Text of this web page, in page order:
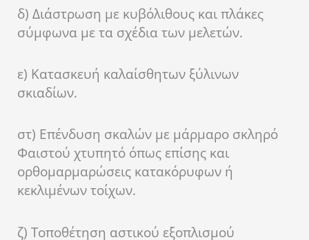
δ) Διάστρωση με κυβόλιθους και πλάκες
σύμφωνα με τα σχέδια των μελετών.
ε) Κατασκευή καλαίσθητων ξύλινων
σκιαδίων.
στ) Επένδυση σκαλών με μάρμαρο σκληρό
Φαιστού χτυπητό όπως επίσης και
ορθομαρμαρώσεις κατακόρυφων ή
κεκλιμένων τοίχων.
ζ) Τοποθέτηση αστικού εξοπλισμού